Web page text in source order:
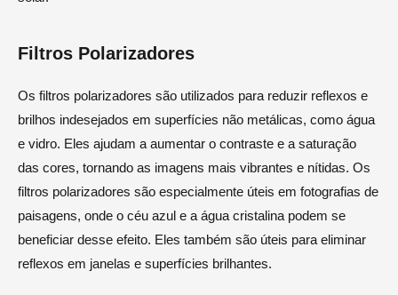
Filtros Polarizadores
Os filtros polarizadores são utilizados para reduzir reflexos e
brilhos indesejados em superfícies não metálicas, como água
e vidro. Eles ajudam a aumentar o contraste e a saturação
das cores, tornando as imagens mais vibrantes e nítidas. Os
filtros polarizadores são especialmente úteis em fotografias de
paisagens, onde o céu azul e a água cristalina podem se
beneficiar desse efeito. Eles também são úteis para eliminar
reflexos em janelas e superfícies brilhantes.